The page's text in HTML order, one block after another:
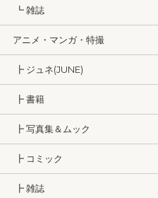
┗ 雑誌
アニメ・マンガ・特撮
┣ ジュネ(JUNE)
┣ 書籍
┣ 写真集＆ムック
┣ コミック
┣ 雑誌